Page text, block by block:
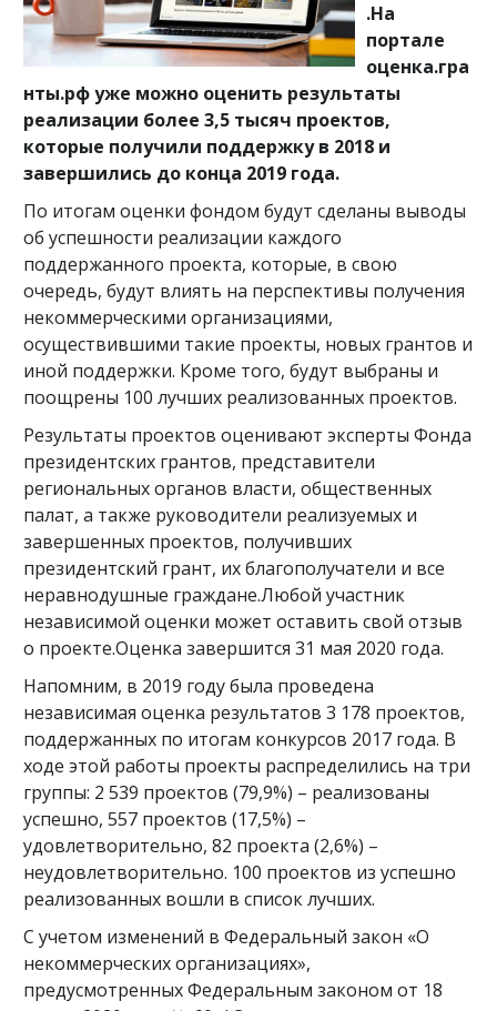
.На
портале
оценка.гра
нты.рф уже можно оценить результаты
реализации более 3,5 тысяч проектов,
которые получили поддержку в 2018 и
завершились до конца 2019 года.
По итогам оценки фондом будут сделаны выводы
об успешности реализации каждого
поддержанного проекта, которые, в свою
очередь, будут влиять на перспективы получения
некоммерческими организациями,
осуществившими такие проекты, новых грантов и
иной поддержки. Кроме того, будут выбраны и
поощрены 100 лучших реализованных проектов.
Результаты проектов оценивают эксперты Фонда
президентских грантов, представители
региональных органов власти, общественных
палат, а также руководители реализуемых и
завершенных проектов, получивших
президентский грант, их благополучатели и все
неравнодушные граждане.Любой участник
независимой оценки может оставить свой отзыв
о проекте.Оценка завершится 31 мая 2020 года.
Напомним, в 2019 году была проведена
независимая оценка результатов 3 178 проектов,
поддержанных по итогам конкурсов 2017 года. В
ходе этой работы проекты распределились на три
группы: 2 539 проектов (79,9%) – реализованы
успешно, 557 проектов (17,5%) –
удовлетворительно, 82 проекта (2,6%) –
неудовлетворительно. 100 проектов из успешно
реализованных вошли в список лучших.
С учетом изменений в Федеральный закон «О
некоммерческих организациях»,
предусмотренных Федеральным законом от 18